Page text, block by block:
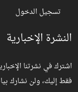
تسجيل الدخول
النشرة الإخبارية
اشترك في نشرتنا
فقط إليك، ولن نشارك